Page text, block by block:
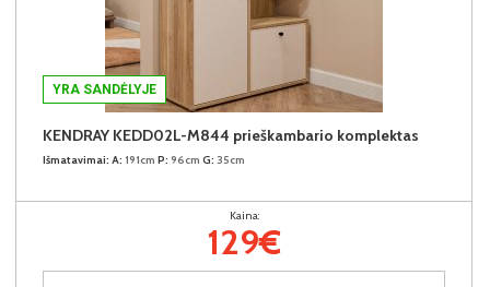
YRA SANDĖLYJE
KENDRAY KEDD02L-M844 prieškambario komplektas
Išmatavimai: A: 191cm P: 96cm G: 35cm
Kaina:
129€